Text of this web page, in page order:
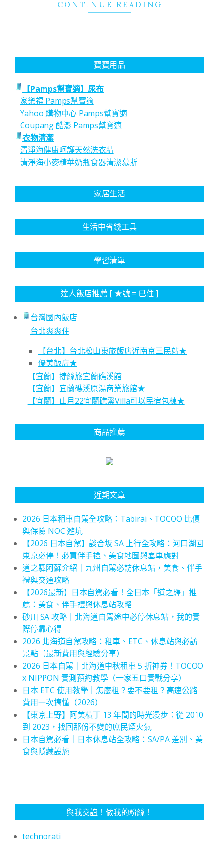
CONTINUE READING
寶寶用品
【Pamps幫寶適】尿布
家樂福 Pamps幫寶適
Yahoo 購物中心 Pamps幫寶適
Coupang 酷澎 Pamps幫寶適
衣物清潔
清淨海健康呵護天然洗衣精
清淨海小麥精華奶瓶食器清潔慕斯
家居生活
生活中省錢工具
學習清單
達人飯店推薦 [ ★號 = 已住 ]
台灣國內飯店
台北爽爽住
【台北】台北松山東旅飯店近南京三民站★
優美飯店★
【宜蘭】捷絲旅宜蘭礁溪館
【宜蘭】宜蘭礁溪原湯商業旅館★
【宜蘭】山月22宜蘭礁溪Villa可以民宿包棟★
商品推薦
近期文章
2026 日本租車自駕全攻略：Tabirai、TOCOO 比價
與保險 NOC 避坑
【2026 日本自駕】談合坂 SA 上行全攻略：河口湖回
東京必停！必買伴手禮、美食地圖與塞車應對
道之驛阿蘇介紹｜九州自駕必訪休息站，美食、伴手
禮與交通攻略
【2026最新】日本自駕必看！全日本「道之驛」推
薦：美食、伴手禮與休息站攻略
砂川 SA 攻略｜北海道自駕途中必停休息站，我的實
際停靠心得
2026 北海道自駕攻略：租車、ETC、休息站與必訪
景點（最新費用與經驗分享）
2026 日本自駕｜北海道中秋租車 5 折神券！TOCOO
x NIPPON 實測預約教學（一家五口實戰分享）
日本 ETC 使用教學｜怎麼租？要不要租？高速公路
費用一次搞懂（2026）
【東京上野】阿美橫丁 13 年間的時光漫步：從 2010
到 2023，找回那份不變的庶民煙火氣
日本自駕必看｜日本休息站全攻略：SA/PA 差別、美
食與隱藏設施
與我交誼！做我的粉絲！
technorati